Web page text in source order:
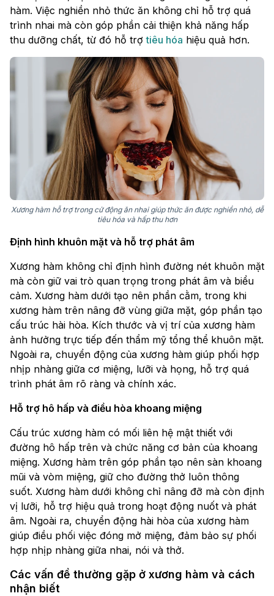
hàm. Việc nghiền nhỏ thức ăn không chỉ hỗ trợ quá
trình nhai mà còn góp phần cải thiện khả năng hấp
thu dưỡng chất, từ đó hỗ trợtiêu hóa hiệu quả hơn.
Xương hàm hỗ trợ trong cử động ăn nhai giúp thức ăn được nghiền nhỏ, dễ
tiêu hóa và hấp thu hơn
Định hình khuôn mặt và hỗ trợ phát âm
Xương hàm không chỉ định hình đường nét khuôn mặt
mà còn giữ vai trò quan trọng trong phát âm và biểu
cảm. Xương hàm dưới tạo nên phần cằm, trong khi
xương hàm trên nâng đỡ vùng giữa mặt, góp phần tạo
cấu trúc hài hòa. Kích thước và vị trí của xương hàm
ảnh hưởng trực tiếp đến thẩm mỹ tổng thể khuôn mặt.
Ngoài ra, chuyển động của xương hàm giúp phối hợp
nhịp nhàng giữa cơ miệng, lưỡi và họng, hỗ trợ quá
trình phát âm rõ ràng và chính xác.
Hỗ trợ hô hấp và điều hòa khoang miệng
Cấu trúc xương hàm có mối liên hệ mật thiết với
đường hô hấp trên và chức năng cơ bản của khoang
miệng. Xương hàm trên góp phần tạo nên sàn khoang
mũi và vòm miệng, giữ cho đường thở luôn thông
suốt. Xương hàm dưới không chỉ nâng đỡ mà còn định
vị lưỡi, hỗ trợ hiệu quả trong hoạt động nuốt và phát
âm. Ngoài ra, chuyển động hài hòa của xương hàm
giúp điều phối việc đóng mở miệng, đảm bảo sự phối
hợp nhịp nhàng giữa nhai, nói và thở.
Các vấn đề thường gặp ở xương hàm và cách
nhận biết